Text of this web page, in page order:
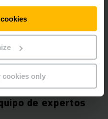
cookies only
de expertos